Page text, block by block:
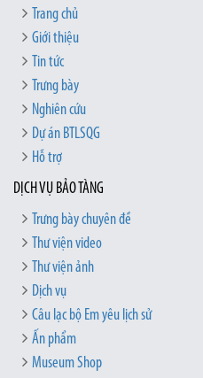
Trang chủ
Giới thiệu
Tin tức
Trưng bày
Nghiên cứu
Dự án BTLSQG
Hỗ trợ
DỊCH VỤ BẢO TÀNG
Trưng bày chuyên đề
Thư viện video
Thư viện ảnh
Dịch vụ
Câu lạc bộ Em yêu lịch sử
Ấn phẩm
Museum Shop